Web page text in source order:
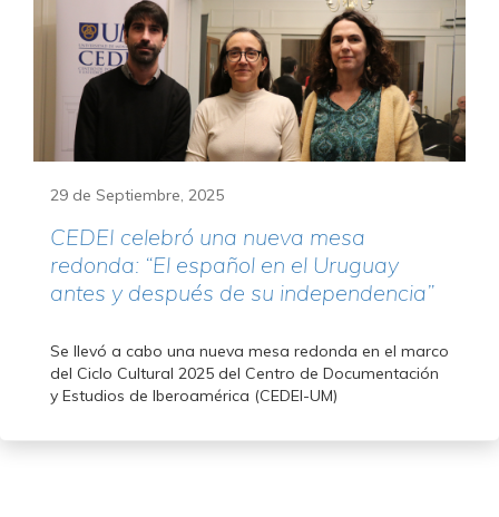
29 de Septiembre, 2025
CEDEI celebró una nueva mesa
redonda: “El español en el Uruguay
antes y después de su independencia”
Se llevó a cabo una nueva mesa redonda en el marco
del Ciclo Cultural 2025 del Centro de Documentación
y Estudios de Iberoamérica (CEDEI-UM)